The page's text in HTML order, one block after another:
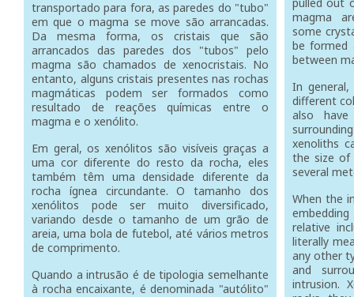
transportado para fora, as paredes do "tubo"
em que o magma se move são arrancadas.
Da mesma forma, os cristais que são
arrancados das paredes dos "tubos" pelo
magma são chamados de xenocristais. No
entanto, alguns cristais presentes nas rochas
magmáticas podem ser formados como
resultado de reações químicas entre o
magma e o xenólito.
Em geral, os xenólitos são visíveis graças a
uma cor diferente do resto da rocha, eles
também têm uma densidade diferente da
rocha ígnea circundante. O tamanho dos
xenólitos pode ser muito diversificado,
variando desde o tamanho de um grão de
areia, uma bola de futebol, até vários metros
de comprimento.
Quando a intrusão é de tipologia semelhante
à rocha encaixante, é denominada "autólito"
magma
some
be formed
between
In
different
also
xenoliths
the size of
several
When the
relative
literally
any other
and
intrusion.